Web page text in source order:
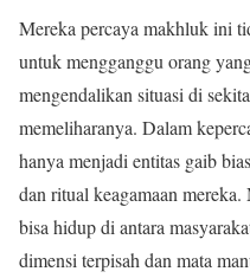
Mereka percaya makhluk ini
untuk mengganggu orang
mengendalikan situasi di
memeliharanya. Dalam
hanya menjadi entitas gaib
dan ritual keagamaan
bisa hidup di antara
dimensi terpisah dan mata